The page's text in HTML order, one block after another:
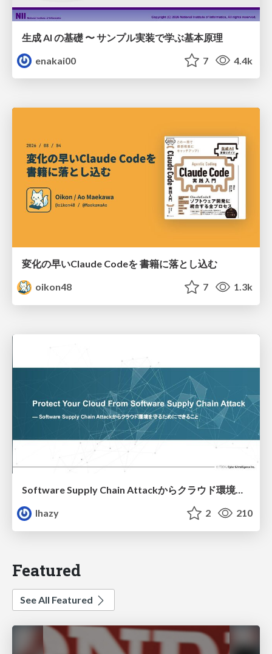
生成 AI の基礎 〜 サンプル実装で学ぶ基本原理
enakai00
7 4.4k
変化の早いClaude Codeを 書籍に落とし込む
oikon48
7 1.3k
Software Supply Chain Attackからクラウド環境を守るためにできること
lhazy
2 210
Featured
See All Featured